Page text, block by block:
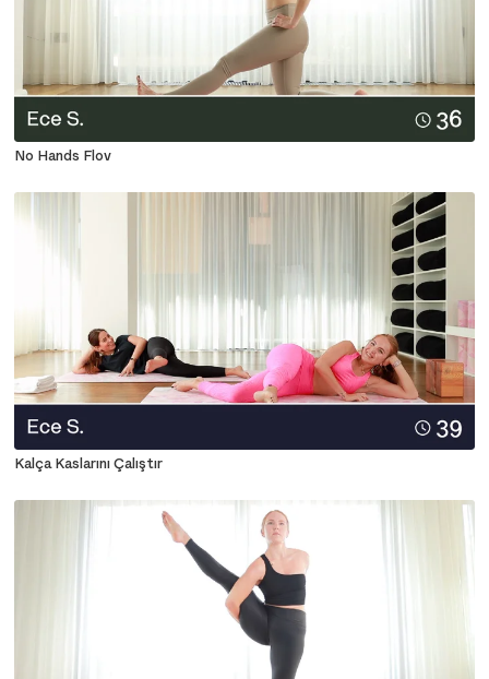
No Hands Flov
Kalça Kaslarını Çalıştır